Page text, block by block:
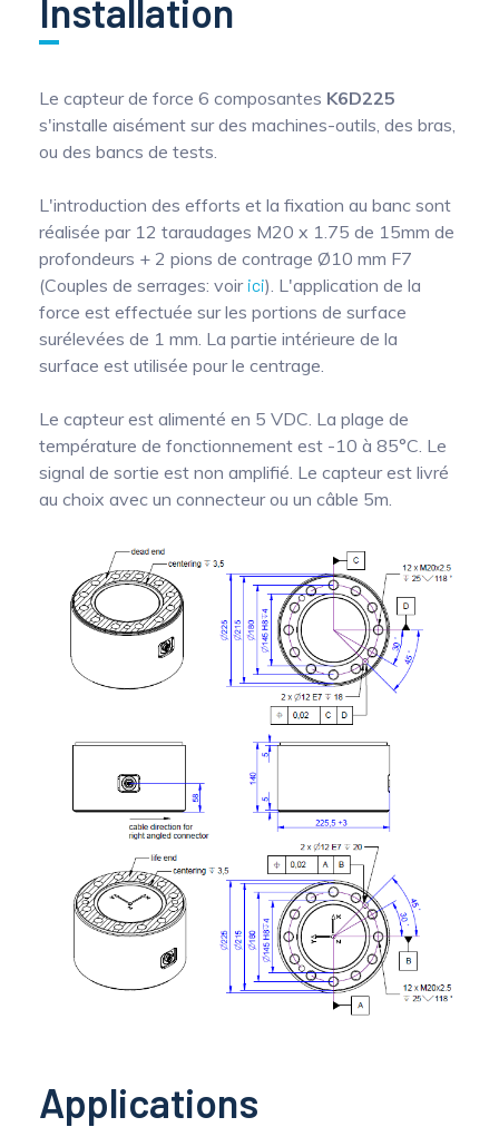
Installation
Le capteur de force 6 composantes K6D225
s'installe aisément sur des machines-outils, des bras,
ou des bancs de tests.
L'introduction des efforts et la fixation au banc sont
réalisée par 12 taraudages M20 x 1.75 de 15mm de
profondeurs + 2 pions de contrage Ø10 mm F7
(Couples de serrages: voir ici). L'application de la
force est effectuée sur les portions de surface
surélevées de 1 mm. La partie intérieure de la
surface est utilisée pour le centrage.
Le capteur est alimenté en 5 VDC. La plage de
température de fonctionnement est -10 à 85°C. Le
signal de sortie est non amplifié. Le capteur est livré
au choix avec un connecteur ou un câble 5m.
Applications